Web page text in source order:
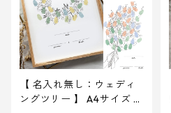
【 名入れ無し：ウェディ
ングツリー 】 A4サイズ 用